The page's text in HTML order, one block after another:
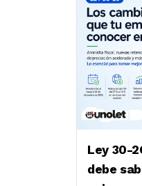
Ley 30-
debe